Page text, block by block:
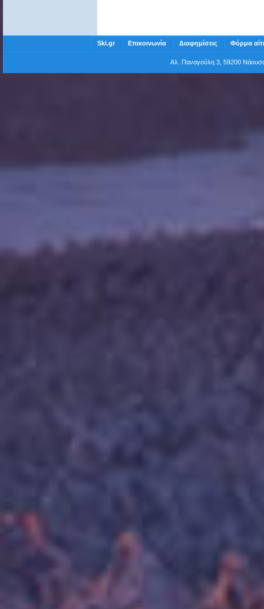
Ski.gr Επικοινωνία Διαφημίσεις Φόρμα
Αλ. Παναγούλη 3, 59200